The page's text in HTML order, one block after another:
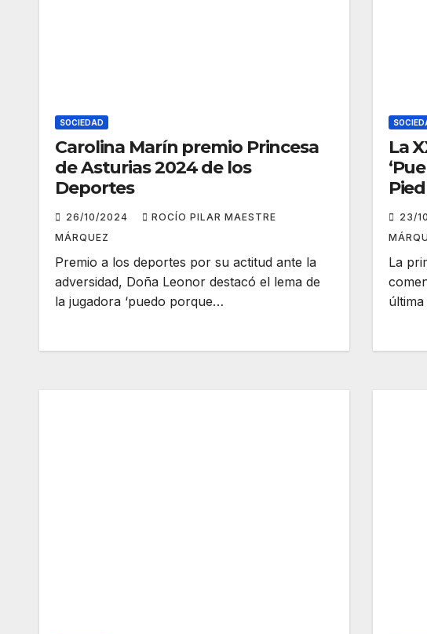
SOCIEDAD
Carolina Marín premio Princesa
de Asturias 2024 de los
Deportes
26/10/2024
ROCÍO PILAR MAESTRE
MÁRQUEZ
Premio a los deportes por su actitud ante la
adversidad, Doña Leonor destacó el lema de
la jugadora ‘puedo porque…
La
con
23/
La